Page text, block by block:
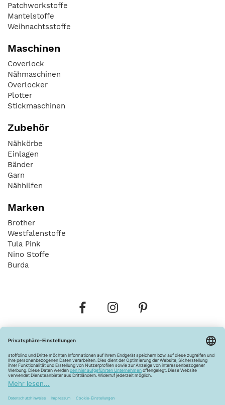
Patchworkstoffe
Mantelstoffe
Weihnachtsstoffe
Maschinen
Coverlock
Nähmaschinen
Overlocker
Plotter
Stickmaschinen
Zubehör
Nähkörbe
Einlagen
Bänder
Garn
Nähhilfen
Marken
Brother
Westfalenstoffe
Tula Pink
Nino Stoffe
Burda
Widerrufsbelehrung Vertrag widerrufen
Barrierefreiheitserklärung